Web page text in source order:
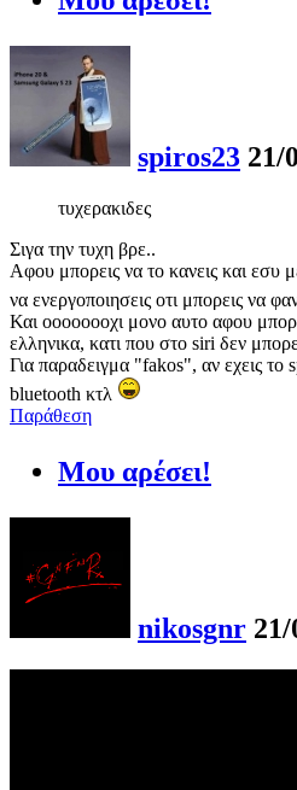
spiros23 21/
τυχερακιδες
Σιγα την τυχη βρε..
Αφου μπορεις να το κανεις και εσυ
να ενεργοποιησεις οτι μπορεις να
Και οοοοοοοχι μονο αυτο αφου
ελληνικα, κατι που στο siri δεν
Για παραδειγμα "fakos", αν εχεις
bluetooth κτλ
Παράθεση
Μου αρέσει!
nikosgnr 21/